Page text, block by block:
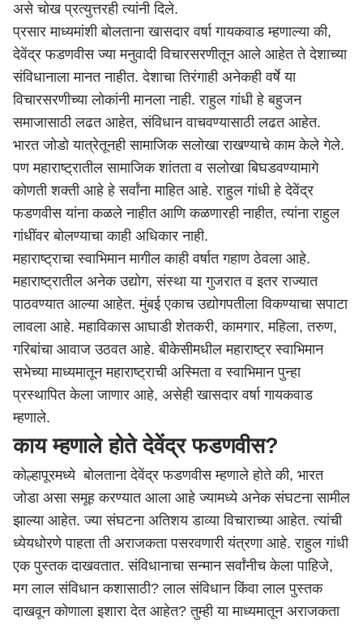
असे चोख प्रत्युत्तरही त्यांनी दिले.
प्रसार माध्यमांशी बोलताना खासदार वर्षा गायकवाड म्हणाल्या की,
देवेंद्र फडणवीस ज्या मनुवादी विचारसरणीतून आले आहेत ते देशाच्या
संविधानाला मानत नाहीत. देशाचा तिरंगाही अनेकही वर्षे या
विचारसरणीच्या लोकांनी मानला नाही. राहुल गांधी हे बहुजन
समाजासाठी लढत आहेत, संविधान वाचवण्यासाठी लढत आहेत.
भारत जोडो यात्रेतूनही सामाजिक सलोखा राखण्याचे काम केले गेले.
पण महाराष्ट्रातील सामाजिक शांतता व सलोखा बिघडवण्यामागे
कोणती शक्ती आहे हे सर्वांना माहित आहे. राहुल गांधी हेदेवेंद्र
फडणवीसयांना कळले नाहीत आणि कळणारही नाहीत, त्यांना राहुल
गांधींवर बोलण्याचा काही अधिकार नाही.
महाराष्ट्राचा स्वाभिमान मागील काही वर्षात गहाण ठेवला आहे.
महाराष्ट्रातील अनेक उद्योग, संस्था या गुजरात व इतर राज्यात
पाठवण्यात आल्या आहेत.मुंबईएकाच उद्योगपतीला विकण्याचा सपाटा
लावला आहे. महाविकास आघाडी शेतकरी, कामगार, महिला, तरुण,
गरिबांचा आवाज उठवत आहे. बीकेसीमधील महाराष्ट्र स्वाभिमान
सभेच्या माध्यमातूनमहाराष्ट्राची अस्मिता व स्वाभिमान पुन्हा
प्रस्थापित केला जाणार आहे, असेही खासदार वर्षा गायकवाड
म्हणाले.
काय म्हणाले होते देवेंद्र फडणवीस?
कोल्हापूरमध्ये बोलताना देवेंद्र फडणवीस म्हणाले होते की, भारत
जोडा असा समूह करण्यात आला आहे ज्यामध्ये अनेक संघटना सामील
झाल्या आहेत. ज्या संघटना अतिशय डाव्या विचाराच्या आहेत. त्यांची
ध्येयधोरणे पाहता ती अराजकता पसरवणारी यंत्रणा आहे. राहुल गांधी
एक पुस्तक दाखवतात. संविधानाचा सन्मान सर्वांनीच केला पाहिजे,
मग लाल संविधान कशासाठी? लाल संविधान किंवा लाल पुस्तक
दाखवून कोणाला इशारा देत आहेत? तुम्ही या माध्यमातून अराजकता